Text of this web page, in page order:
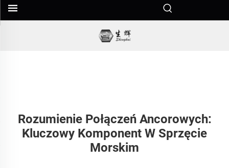
Rozumienie Połączeń Ancorowych:
Kluczowy Komponent W Sprzęcie
Morskim